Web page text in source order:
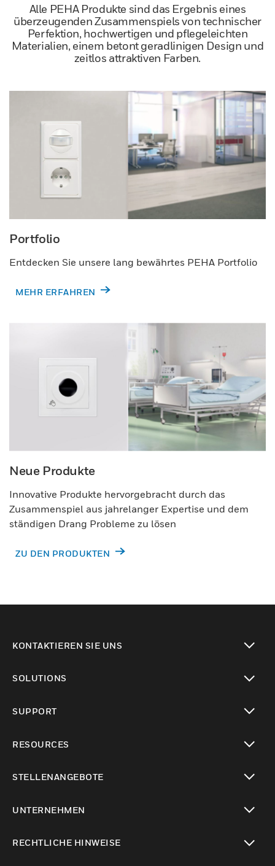
Alle PEHA Produkte sind das Ergebnis eines
überzeugenden Zusammenspiels von technischer
Perfektion, hochwertigen und pflegeleichten
Materialien, einem betont geradlinigen Design und
zeitlos attraktiven Farben.
Portfolio
Entdecken Sie unsere lang bewährtes PEHA Portfolio
MEHR ERFAHREN
Neue Produkte
Innovative Produkte hervorgebracht durch das
Zusammenspiel aus jahrelanger Expertise und dem
ständigen Drang Probleme zu lösen
ZU DEN PRODUKTEN
KONTAKTIEREN SIE UNS
SOLUTIONS
SUPPORT
RESOURCES
STELLENANGEBOTE
UNTERNEHMEN
RECHTLICHE HINWEISE